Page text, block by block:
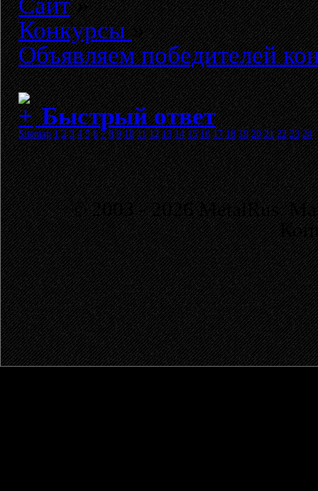
Конкурсы»
Объявляем победителей
Быстрый ответ
Sitemap 1 2 3 4 5 6 7 8 9 10 11 12 13 14 15 16 17 18 19 20 21 22 23 24
© 2003 - 2026 MetalRus.